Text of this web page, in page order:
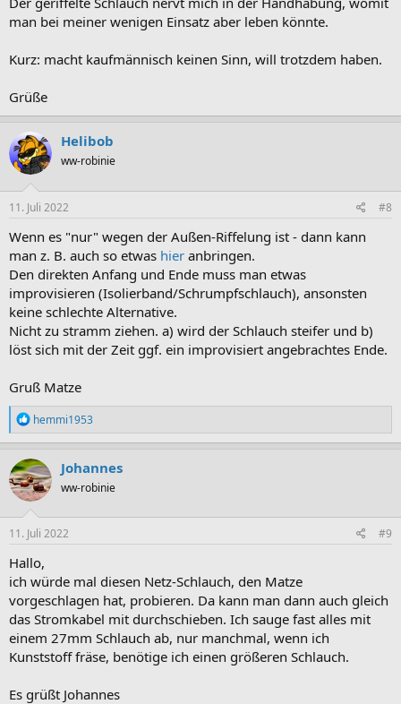
man bei meiner wenigen Einsatz aber leben könnte.
Kurz: macht kaufmännisch keinen Sinn, will trotzdem haben.
Grüße
Helibob
ww-robinie
11. Juli 2022 #8
Wenn es "nur" wegen der Außen-Riffelung ist - dann kann
man z. B. auch so etwas hier anbringen.
Den direkten Anfang und Ende muss man etwas
improvisieren (Isolierband/Schrumpfschlauch), ansonsten
keine schlechte Alternative.
Nicht zu stramm ziehen. a) wird der Schlauch steifer und b)
löst sich mit der Zeit ggf. ein improvisiert angebrachtes Ende.
Gruß Matze
R
e
a
k
t
i
o
n
e
:
hemmi1953
Johannes
ww-robinie
11. Juli 2022 #9
Hallo,
ich würde mal diesen Netz-Schlauch, den Matze
vorgeschlagen hat, probieren. Da kann man dann auch gleich
das Stromkabel mit durchschieben. Ich sauge fast alles mit
einem 27mm Schlauch ab, nur manchmal, wenn ich
Kunststoff fräse, benötige ich einen größeren Schlauch.
Es grüßt Johannes